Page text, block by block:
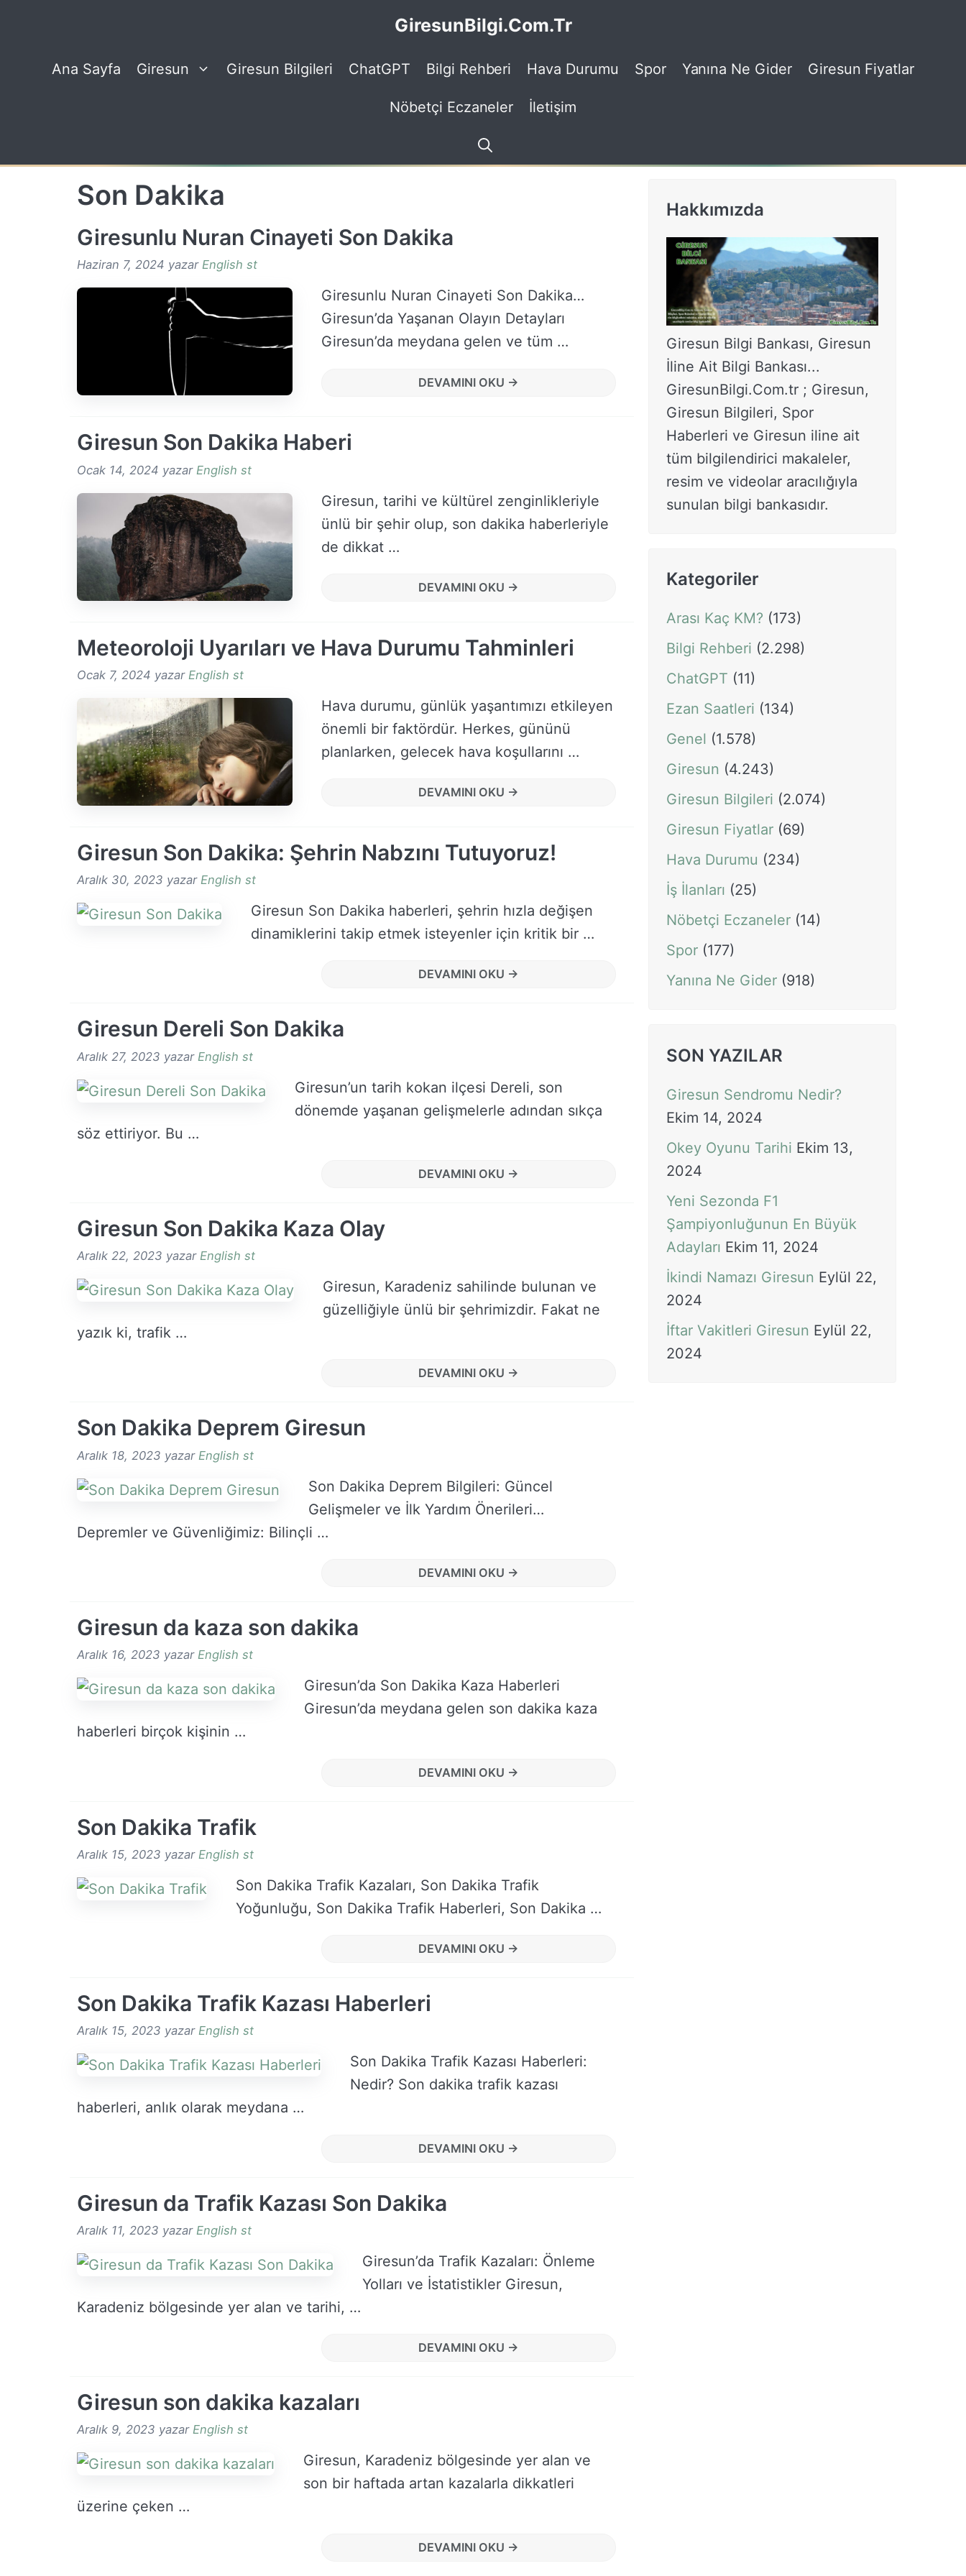
GiresunBilgi.Com.Tr
Ana Sayfa Giresun Giresun Bilgileri ChatGPT Bilgi Rehberi Hava Durumu Spor Yanına Ne Gider Giresun Fiyatlar
Nöbetçi Eczaneler İletişim
Son Dakika
Giresunlu Nuran Cinayeti Son Dakika
Haziran 7, 2024 yazar English st
Giresunlu Nuran Cinayeti Son Dakika…
Giresun’da Yaşanan Olayın Detayları
Giresun’da meydana gelen ve tüm …
DEVAMINI OKU →
Giresun Son Dakika Haberi
Ocak 14, 2024 yazar English st
Giresun, tarihi ve kültürel zenginlikleriyle
ünlü bir şehir olup, son dakika haberleriyle
de dikkat …
DEVAMINI OKU →
Meteoroloji Uyarıları ve Hava Durumu Tahminleri
Ocak 7, 2024 yazar English st
Hava durumu, günlük yaşantımızı etkileyen
önemli bir faktördür. Herkes, gününü
planlarken, gelecek hava koşullarını …
DEVAMINI OKU →
Giresun Son Dakika: Şehrin Nabzını Tutuyoruz!
Aralık 30, 2023 yazar English st
Giresun Son Dakika haberleri, şehrin hızla değişen
dinamiklerini takip etmek isteyenler için kritik bir …
DEVAMINI OKU →
Giresun Dereli Son Dakika
Aralık 27, 2023 yazar English st
Giresun’un tarih kokan ilçesi Dereli, son
dönemde yaşanan gelişmelerle adından sıkça
söz ettiriyor. Bu …
DEVAMINI OKU →
Giresun Son Dakika Kaza Olay
Aralık 22, 2023 yazar English st
Giresun, Karadeniz sahilinde bulunan ve
güzelliğiyle ünlü bir şehrimizdir. Fakat ne
yazık ki, trafik …
DEVAMINI OKU →
Son Dakika Deprem Giresun
Aralık 18, 2023 yazar English st
Son Dakika Deprem Bilgileri: Güncel
Gelişmeler ve İlk Yardım Önerileri…
Depremler ve Güvenliğimiz: Bilinçli …
DEVAMINI OKU →
Giresun da kaza son dakika
Aralık 16, 2023 yazar English st
Giresun’da Son Dakika Kaza Haberleri
Giresun’da meydana gelen son dakika kaza
haberleri birçok kişinin …
DEVAMINI OKU →
Son Dakika Trafik
Aralık 15, 2023 yazar English st
Son Dakika Trafik Kazaları, Son Dakika Trafik
Yoğunluğu, Son Dakika Trafik Haberleri, Son Dakika …
DEVAMINI OKU →
Son Dakika Trafik Kazası Haberleri
Aralık 15, 2023 yazar English st
Son Dakika Trafik Kazası Haberleri:
Nedir? Son dakika trafik kazası
haberleri, anlık olarak meydana …
DEVAMINI OKU →
Giresun da Trafik Kazası Son Dakika
Aralık 11, 2023 yazar English st
Giresun’da Trafik Kazaları: Önleme
Yolları ve İstatistikler Giresun,
Karadeniz bölgesinde yer alan ve tarihi, …
DEVAMINI OKU →
Giresun son dakika kazaları
Aralık 9, 2023 yazar English st
Giresun, Karadeniz bölgesinde yer alan ve
son bir haftada artan kazalarla dikkatleri
üzerine çeken …
DEVAMINI OKU →
Hakkımızda
Giresun Bilgi Bankası, Giresun
İline Ait Bilgi Bankası...
GiresunBilgi.Com.tr ; Giresun,
Giresun Bilgileri, Spor
Haberleri ve Giresun iline ait
tüm bilgilendirici makaleler,
resim ve videolar aracılığıyla
sunulan bilgi bankasıdır.
Kategoriler
Arası Kaç KM? (173)
Bilgi Rehberi (2.298)
ChatGPT (11)
Ezan Saatleri (134)
Genel (1.578)
Giresun (4.243)
Giresun Bilgileri (2.074)
Giresun Fiyatlar (69)
Hava Durumu (234)
İş İlanları (25)
Nöbetçi Eczaneler (14)
Spor (177)
Yanına Ne Gider (918)
SON YAZILAR
Giresun Sendromu Nedir?
Ekim 14, 2024
Okey Oyunu Tarihi Ekim 13,
2024
Yeni Sezonda F1
Şampiyonluğunun En Büyük
Adayları Ekim 11, 2024
İkindi Namazı Giresun Eylül 22,
2024
İftar Vakitleri Giresun Eylül 22,
2024